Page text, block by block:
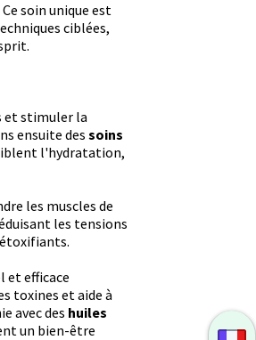
Ce soin unique est
ciblées,
et stimuler la
ensuite dessoins
l'hydratation,
les muscles de
les tensions
et efficace
toxines et aide à
avec des huiles
un bien-être